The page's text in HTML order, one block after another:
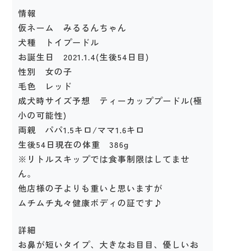
情報
仮ネーム みるるんちゃん
犬種 トイプードル
お誕生日 2021.1.4(生後54日目)
性別 女の子
毛色 レッド
成犬時サイズ予想 ティーカッププードル(極
小の可能性)
両親 パパ1.5キロ/ママ1.6キロ
生後54日現在の体重 386g
※リトルスキップでは食事制限はしてませ
ん。
他店様の子よりも重いと思いますが
ムチムチ丸々健康ボディの証です♪
詳細
お鼻が短いタイプ、大きなお目目、優しいお